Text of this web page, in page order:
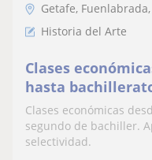
Getafe,
Historia del Arte
Clases
hasta
Clases económicas
segundo de bachiller.
selectividad.